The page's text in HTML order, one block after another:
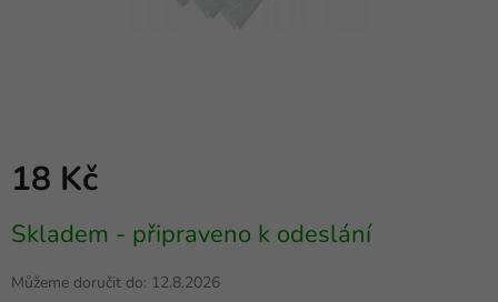
18 Kč
cena:
Skladem - připraveno k odeslání
Můžeme doručit do: 12.8.2026